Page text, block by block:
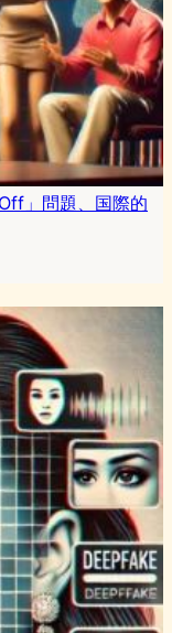
」問題、国際的